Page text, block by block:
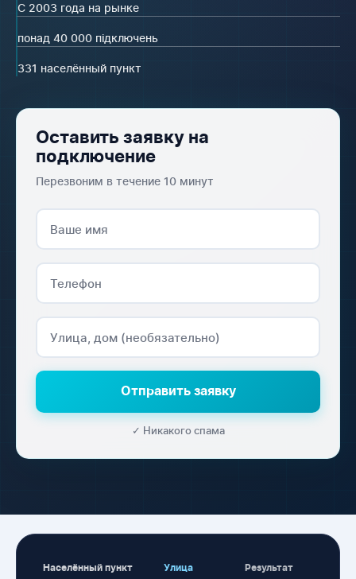
С 2003 года на рынке
понад 40 000 підключень
331 населённый пункт
Оставить заявку на
подключение
Перезвоним в течение 10 минут
Отправить заявку
✓ Никакого спама
Населённый пункт Улица Результат